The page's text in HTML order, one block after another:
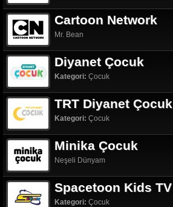
Cartoon Network
Mr. Bean
Diyanet Çocuk
Kategori: Çocuk
TRT Diyanet Çocuk
Kategori: Çocuk
Minika Çocuk
Neşeli Dünyam
Spacetoon Kids TV
Kategori: Çocuk